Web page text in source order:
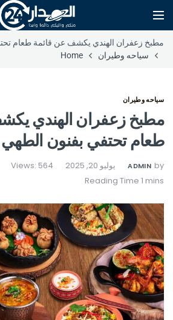
مطبخ زعفران الهندي يكشف عن قائمة طعام
سياحه وطيران
Home
سياحه وطيران
مطبخ زعفران الهندي
طعام تحتفي بفنون الطهي
by
ADMIN يوليو 20, 2025 Views: 564